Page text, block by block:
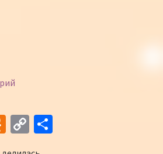
чтецов «Созвучие 2018»
и победители
O C О